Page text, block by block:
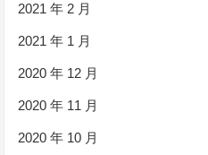
2021 年 2 月
2021 年 1 月
2020 年 12 月
2020 年 11 月
2020 年 10 月